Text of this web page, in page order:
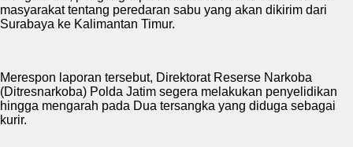
masyarakat tentang peredaran sabu yang akan dikirim dari
Surabaya ke Kalimantan Timur.
Merespon laporan tersebut, Direktorat Reserse Narkoba
(Ditresnarkoba) Polda Jatim segera melakukan penyelidikan
hingga mengarah pada Dua tersangka yang diduga sebagai
kurir.